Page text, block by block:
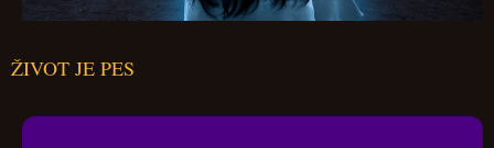
ŽIVOT JE PES